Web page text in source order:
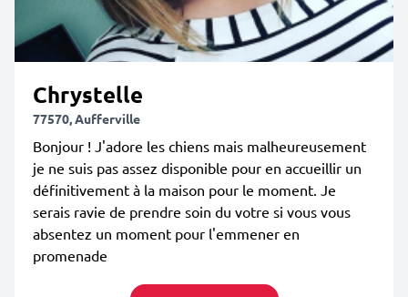
Chrystelle
77570, Aufferville
Bonjour ! J'adore les chiens mais malheureusement
je ne suis pas assez disponible pour en accueillir un
définitivement à la maison pour le moment. Je
serais ravie de prendre soin du votre si vous vous
absentez un moment pour l'emmener en
promenade